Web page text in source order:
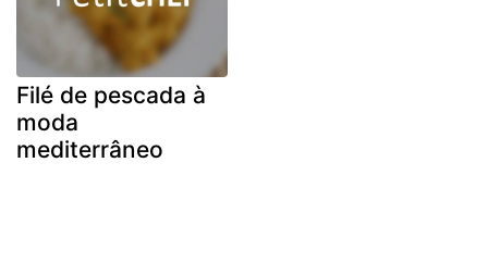
Filé de pescada à
moda
mediterrâneo